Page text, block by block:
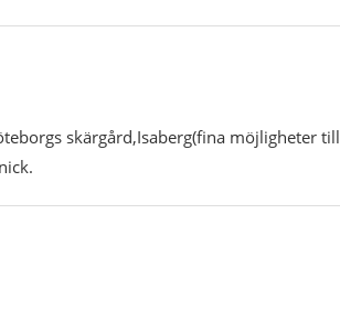
skärgård,Isaberg(fina möjligheter till